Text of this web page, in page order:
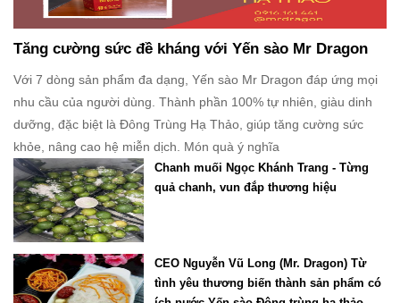
Tăng cường sức đề kháng với Yến sào Mr Dragon
Với 7 dòng sản phẩm đa dạng, Yến sào Mr Dragon đáp ứng mọi
nhu cầu của người dùng. Thành phần 100% tự nhiên, giàu dinh
dưỡng, đặc biệt là Đông Trùng Hạ Thảo, giúp tăng cường sức
khỏe, nâng cao hệ miễn dịch. Món quà ý nghĩa
Chanh muối Ngọc Khánh Trang - Từng
quả chanh, vun đắp thương hiệu
CEO Nguyễn Vũ Long (Mr. Dragon) Từ
tình yêu thương biến thành sản phẩm có